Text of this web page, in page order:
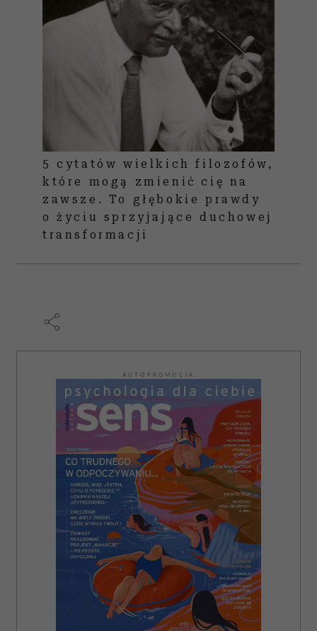
5 cytatów wielkich filozofów,
które mogą zmienić cię na
zawsze. To głębokie prawdy
o życiu sprzyjające duchowej
transformacji
AUTOPROMOCJA